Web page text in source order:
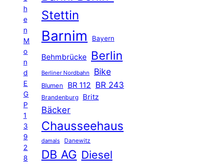
h
e
n
M
o
n
d
E
G
P
1
3
9
2
8
Stettin
Barnim Bayern
Behmbrücke Berlin
Berliner Nordbahn Bike
Blumen BR 112 BR 243
Brandenburg Britz
Bäcker
Chausseehaus
damals Danewitz
DB AG Diesel